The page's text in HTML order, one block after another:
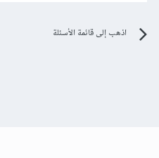
اذهب إلى قائمة الأسئلة